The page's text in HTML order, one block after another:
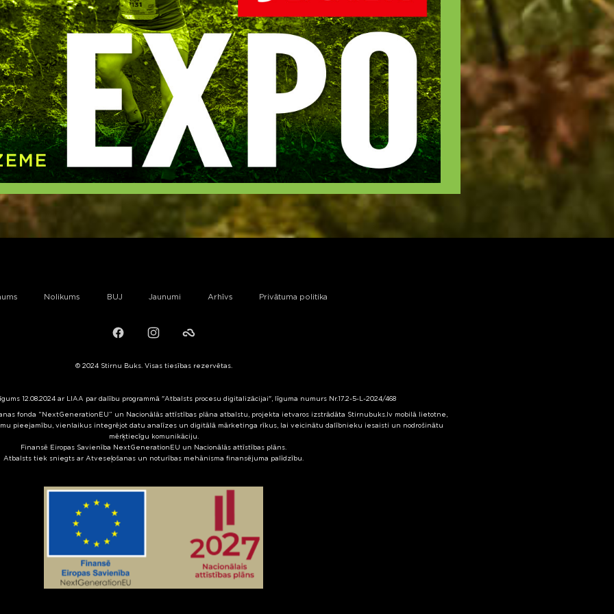
Nolikums BUJ Jaunumi Arhīvs Privātuma politika
FacebookInstagramFailiem.lv
© 2024 Stirnu Buks. Visas tiesības rezervētas.
12.08.2024 ar LIAA par dalību programmā "Atbalsts procesu digitalizācijai", līguma numurs Nr.17.2-5-L-2024/468
fonda “NextGenerationEU” un Nacionālās attīstības plāna atbalstu, projekta ietvaros izstrādāta Stirnubuks.lv mobilā lietotne,
pieejamību, vienlaikus integrējot datu analīzes un digitālā mārketinga rīkus, lai veicinātu dalībnieku iesaisti un nodrošinātu
mērķtiecīgu komunikāciju.
Finansē Eiropas Savienība NextGenerationEU un Nacionālās attīstības plāns.
Atbalsts tiek sniegts ar Atveseļošanas un noturības mehānisma finansējuma palīdzību.